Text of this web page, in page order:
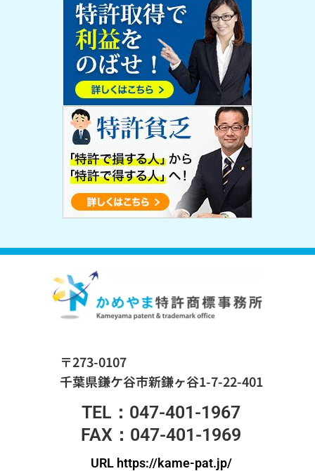
〒273-0107
千葉県鎌ケ谷市新鎌ヶ谷1-7-22-401
TEL：047-401-1967
FAX：047-401-1969
URL https://kame-pat.jp/